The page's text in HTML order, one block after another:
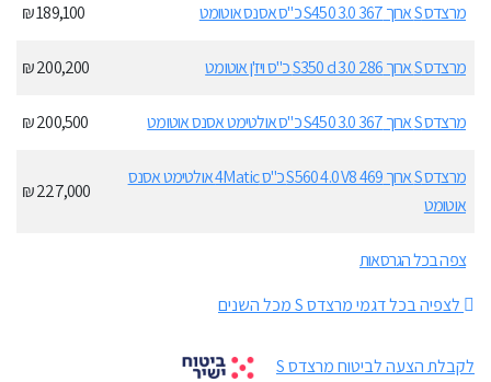
מרצדס S ארוך S450 3.0 367 כ"ס אסנס אוטומט
189,100 ₪
מרצדס S ארוך S350 d 3.0 286 כ"ס ויז'ן אוטומט 200,200 ₪
מרצדס S ארוך S450 3.0 367 כ"ס אולטימט אסנס אוטומט 200,500 ₪
מרצדס S ארוך S560 4.0 V8 469 כ"ס 4Matic אולטימט אסנס
אוטומט
227,000 ₪
צפה בכל הגרסאות
לצפיה בכל דגמי מרצדס S מכל השנים
לקבלת הצעה לביטוח מרצדס S